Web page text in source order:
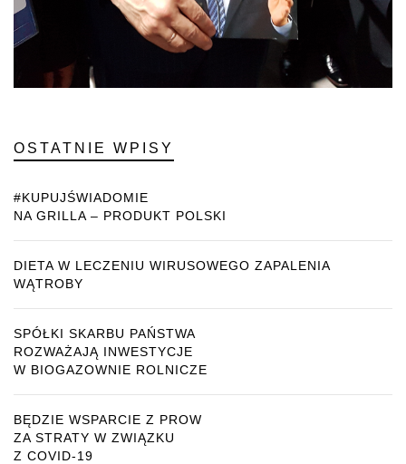
OSTATNIE WPISY
#KUPUJŚWIADOMIE
NA GRILLA – PRODUKT POLSKI
DIETA W LECZENIU WIRUSOWEGO ZAPALENIA
WĄTROBY
SPÓŁKI SKARBU PAŃSTWA
ROZWAŻAJĄ INWESTYCJE
W BIOGAZOWNIE ROLNICZE
BĘDZIE WSPARCIE Z PROW
ZA STRATY W ZWIĄZKU
Z COVID-19